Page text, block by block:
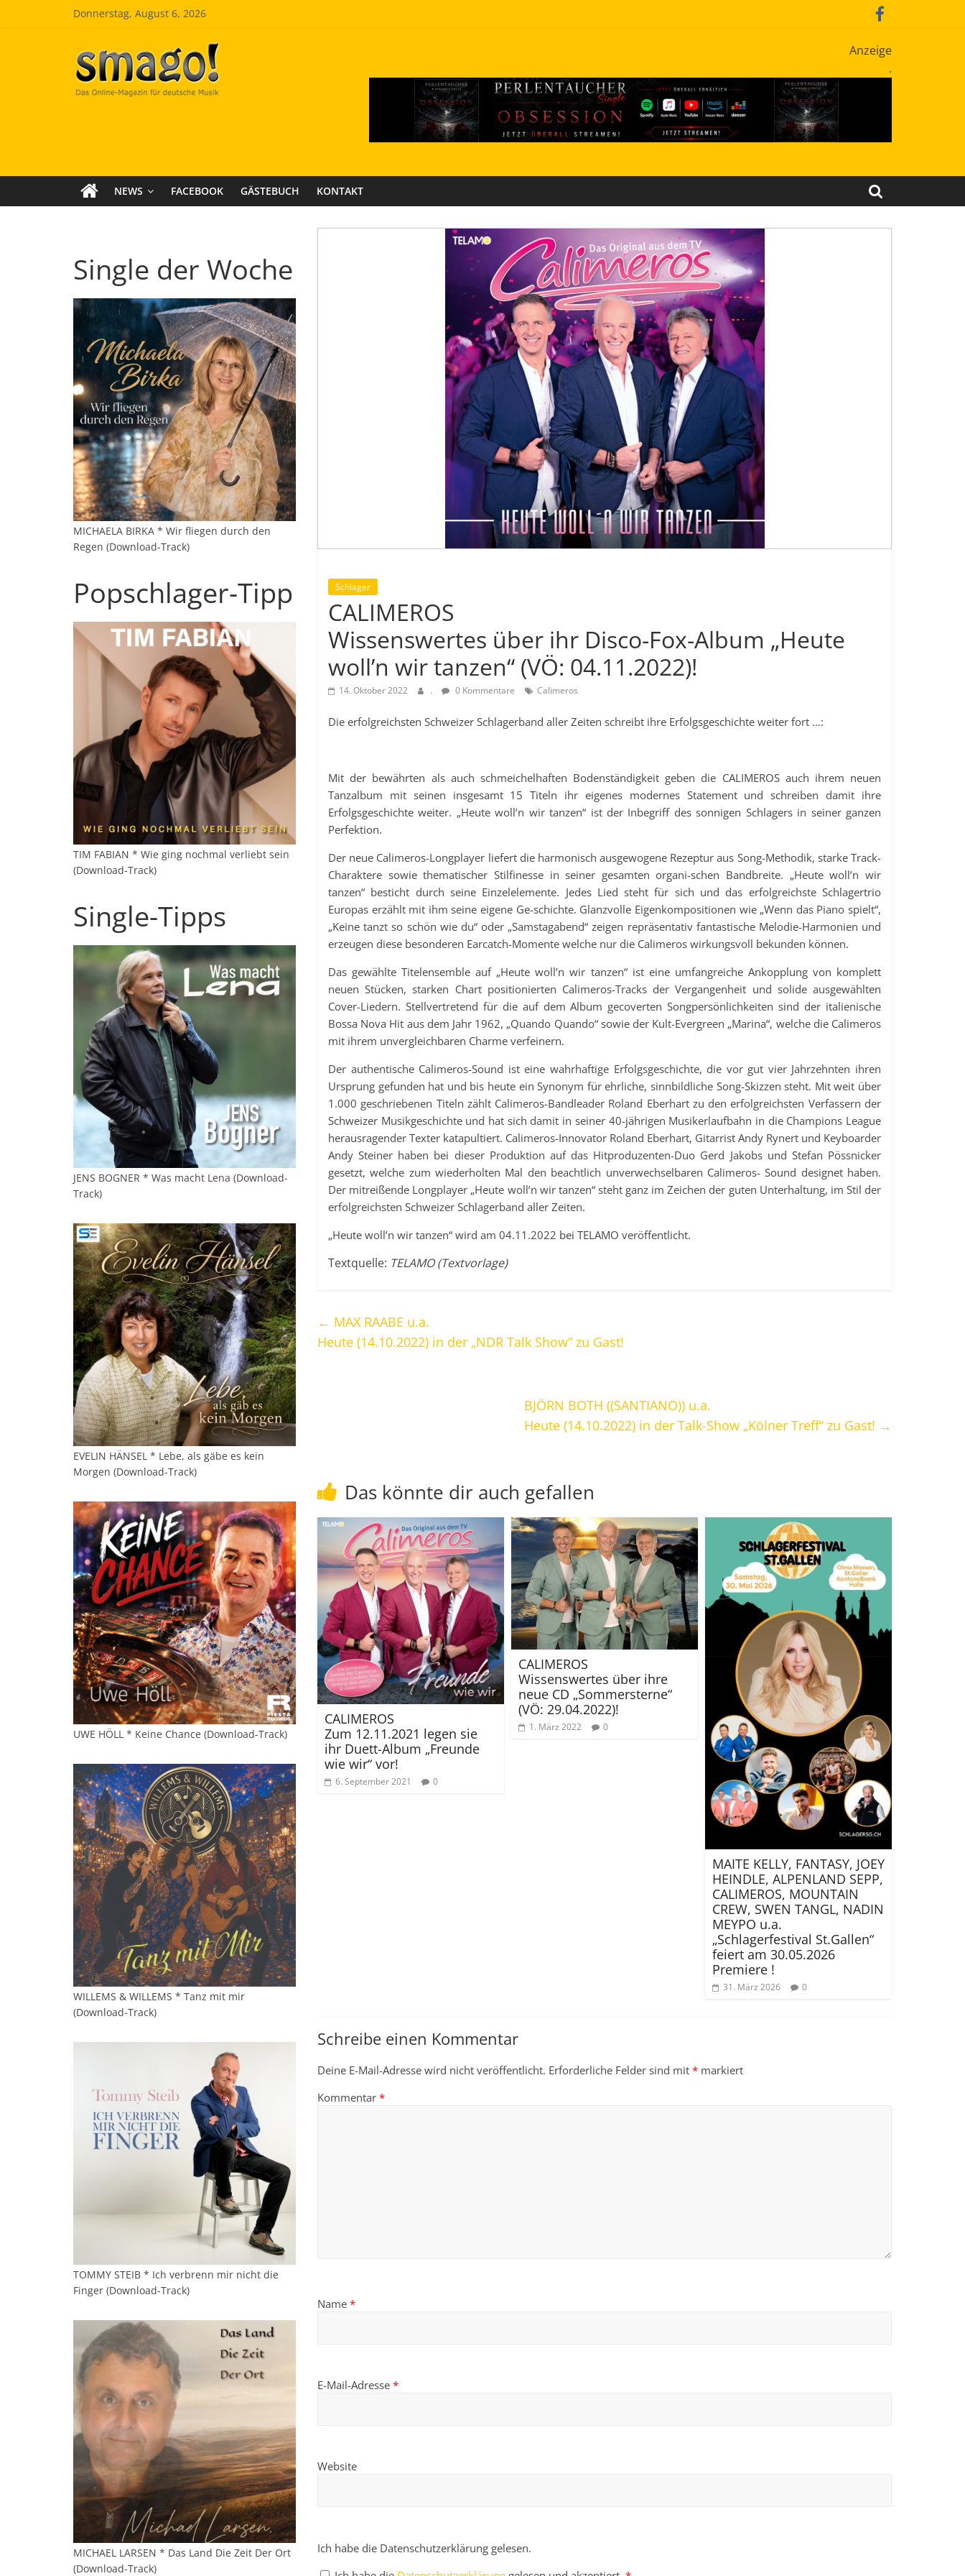
Donnerstag, August 6, 2026
Smago
SchlagerMAGazinOnline
Anzeige
.
NEWS FACEBOOK GÄSTEBUCH KONTAKT
Schlager
CALIMEROS
Wissenswertes über ihr Disco-Fox-Album „Heute
woll’n wir tanzen“ (VÖ: 04.11.2022)!
14. Oktober 2022 . 0 Kommentare Calimeros
Die erfolgreichsten Schweizer Schlagerband aller Zeiten schreibt ihre Erfolgsgeschichte weiter fort …:
Mit der bewährten als auch schmeichelhaften Bodenständigkeit geben die CALIMEROS auch ihrem neuen
Tanzalbum mit seinen insgesamt 15 Titeln ihr eigenes modernes Statement und schreiben damit ihre
Erfolgsgeschichte weiter. „Heute woll’n wir tanzen“ ist der Inbegriff des sonnigen Schlagers in seiner ganzen
Perfektion.
Der neue Calimeros-Longplayer liefert die harmonisch ausgewogene Rezeptur aus Song-Methodik, starke Track-
Charaktere sowie thematischer Stilfinesse in seiner gesamten organi-schen Bandbreite. „Heute woll’n wir
tanzen“ besticht durch seine Einzelelemente. Jedes Lied steht für sich und das erfolgreichste Schlagertrio
Europas erzählt mit ihm seine eigene Ge-schichte. Glanzvolle Eigenkompositionen wie „Wenn das Piano spielt“,
„Keine tanzt so schön wie du“ oder „Samstagabend“ zeigen repräsentativ fantastische Melodie-Harmonien und
erzeugen diese besonderen Earcatch-Momente welche nur die Calimeros wirkungsvoll bekunden können.
Das gewählte Titelensemble auf „Heute woll’n wir tanzen“ ist eine umfangreiche Ankopplung von komplett
neuen Stücken, starken Chart positionierten Calimeros-Tracks der Vergangenheit und solide ausgewählten
Cover-Liedern. Stellvertretend für die auf dem Album gecoverten Songpersönlichkeiten sind der italienische
Bossa Nova Hit aus dem Jahr 1962, „Quando Quando“ sowie der Kult-Evergreen „Marina“, welche die Calimeros
mit ihrem unvergleichbaren Charme verfeinern.
Der authentische Calimeros-Sound ist eine wahrhaftige Erfolgsgeschichte, die vor gut vier Jahrzehnten ihren
Ursprung gefunden hat und bis heute ein Synonym für ehrliche, sinnbildliche Song-Skizzen steht. Mit weit über
1.000 geschriebenen Titeln zählt Calimeros-Bandleader Roland Eberhart zu den erfolgreichsten Verfassern der
Schweizer Musikgeschichte und hat sich damit in seiner 40-jährigen Musikerlaufbahn in die Champions League
herausragender Texter katapultiert. Calimeros-Innovator Roland Eberhart, Gitarrist Andy Rynert und Keyboarder
Andy Steiner haben bei dieser Produktion auf das Hitproduzenten-Duo Gerd Jakobs und Stefan Pössnicker
gesetzt, welche zum wiederholten Mal den beachtlich unverwechselbaren Calimeros- Sound designet haben.
Der mitreißende Longplayer „Heute woll’n wir tanzen“ steht ganz im Zeichen der guten Unterhaltung, im Stil der
erfolgreichsten Schweizer Schlagerband aller Zeiten.
„Heute woll’n wir tanzen“ wird am 04.11.2022 bei TELAMO veröffentlicht.
Textquelle: TELAMO (Textvorlage)
← MAX RAABE u.a.
Heute (14.10.2022) in der „NDR Talk Show“ zu Gast!
BJÖRN BOTH ((SANTIANO)) u.a.
Heute (14.10.2022) in der Talk-Show „Kölner Treff“ zu Gast! →
Das könnte dir auch gefallen
CALIMEROS
Zum 12.11.2021 legen sie
ihr Duett-Album „Freunde
wie wir“ vor!
6. September 2021 0
CALIMEROS
Wissenswertes über ihre
neue CD „Sommersterne“
(VÖ: 29.04.2022)!
1. März 2022 0
MAITE KELLY, FANTASY, JOEY
HEINDLE, ALPENLAND SEPP,
CALIMEROS, MOUNTAIN
CREW, SWEN TANGL, NADIN
MEYPO u.a.
„Schlagerfestival St.Gallen“
feiert am 30.05.2026
Premiere !
31. März 2026 0
Schreibe einen Kommentar
Deine E-Mail-Adresse wird nicht veröffentlicht. Erforderliche Felder sind mit * markiert
Kommentar *
Name *
E-Mail-Adresse *
Website
Ich habe die Datenschutzerklärung gelesen.
Single der Woche
MICHAELA BIRKA * Wir fliegen durch den
Regen (Download-Track)
Popschlager-Tipp
TIM FABIAN * Wie ging nochmal verliebt sein
(Download-Track)
Single-Tipps
JENS BOGNER * Was macht Lena (Download-
Track)
EVELIN HÄNSEL * Lebe, als gäbe es kein
Morgen (Download-Track)
UWE HÖLL * Keine Chance (Download-Track)
WILLEMS & WILLEMS * Tanz mit mir
(Download-Track)
TOMMY STEIB * Ich verbrenn mir nicht die
Finger (Download-Track)
MICHAEL LARSEN * Das Land Die Zeit Der Ort
(Download-Track)